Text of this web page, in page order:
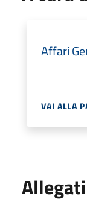
Affari
VAI ALLA
Allegati